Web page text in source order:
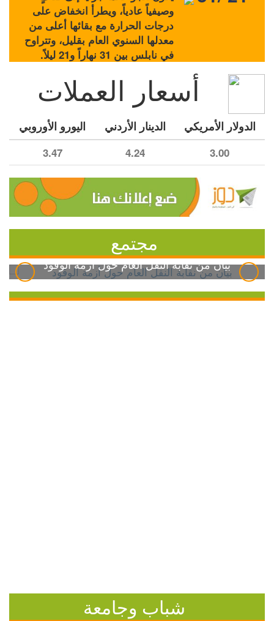
وصيفياً عادياً، ويطرأ انخفاض على
درجات الحرارة مع بقائها أعلى من
معدلها السنوي العام بقليل، وتتراوح
في نابلس بين 31 نهاراً و21 ليلاً.
أسعار العملات
الدولار الأمريكي الدينار الأردني اليورو الأوروبي
3.00
4.24
3.47
مجتمع
بيان من نقابة النقل العام حول أزمة الوقود
شباب وجامعة